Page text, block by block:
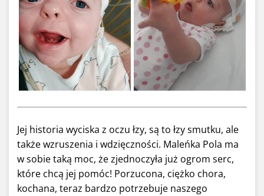
Jej historia wyciska z oczu łzy, są to łzy smutku, ale
także wzruszenia i wdzięczności. Maleńka Pola ma
w sobie taką moc, że zjednoczyła już ogrom serc,
które chcą jej pomóc! Porzucona, ciężko chora,
kochana, teraz bardzo potrzebuje naszego